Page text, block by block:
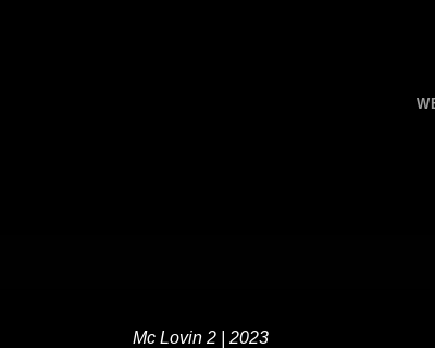
Mc Lovin 2 | 2023